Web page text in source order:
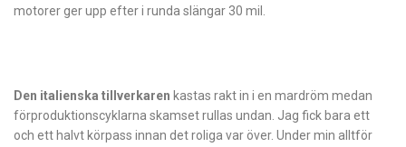
motorer ger upp efter i runda slängar 30 mil.
Den italienska tillverkaren kastas rakt in i en mardröm medan
förproduktionscyklarna skamset rullas undan. Jag fick bara ett
och ett halvt körpass innan det roliga var över. Under min alltför